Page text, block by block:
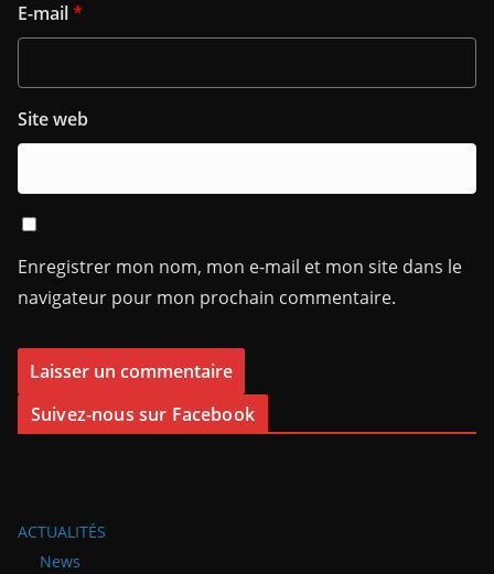
E-mail*
Site web
Enregistrer mon nom, mon e-mail et mon site dans le
navigateur pour mon prochain commentaire.
Suivez-nous sur Facebook
ACTUALITÉS
News